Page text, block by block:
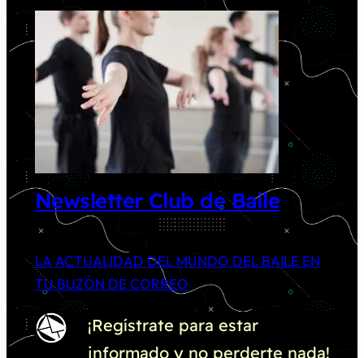
Newsletter Club de Baile
LA ACTUALIDAD DEL MUNDO DEL BAILE EN
TU BUZÓN DE CORREO
¡Regístrate para estar
informado y no perderte nada!